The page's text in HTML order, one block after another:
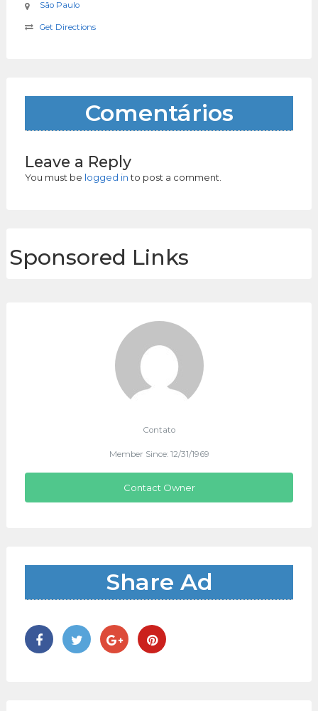
São Paulo
Get Directions
Comentários
Leave a Reply
You must be logged into post a comment.
Sponsored Links
Contato
Member Since: 12/31/1969
Contact Owner
Share Ad